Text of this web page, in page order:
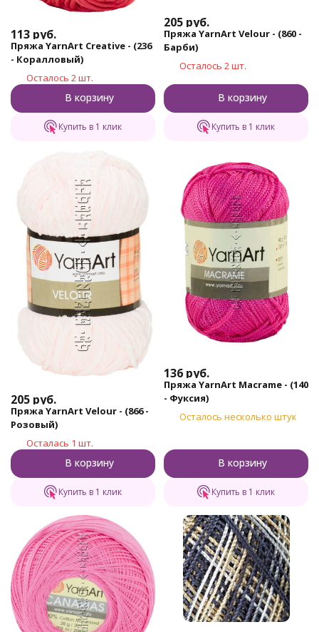
113 руб.
Пряжа YarnArt Creative - (236
- Коралловый)
Осталось 2 шт.
В корзину
Купить в 1 клик
205 руб.
Пряжа YarnArt Velour - (860 -
Барби)
Осталось 2 шт.
В корзину
Купить в 1 клик
205 руб.
Пряжа YarnArt Velour - (866 -
Розовый)
Осталась 1 шт.
В корзину
Купить в 1 клик
136 руб.
Пряжа YarnArt Macrame - (140
- Фуксия)
Осталось несколько штук
В корзину
Купить в 1 клик